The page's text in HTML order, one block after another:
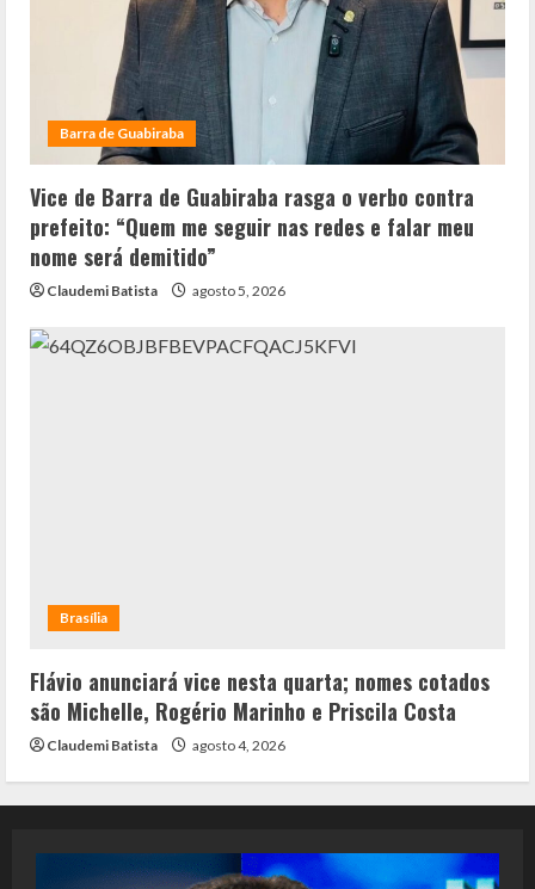
Barra de Guabiraba
Vice de Barra de Guabiraba rasga o verbo contra
prefeito: “Quem me seguir nas redes e falar meu
nome será demitido”
Claudemi Batista agosto 5, 2026
Brasília
Flávio anunciará vice nesta quarta; nomes cotados
são Michelle, Rogério Marinho e Priscila Costa
Claudemi Batista agosto 4, 2026